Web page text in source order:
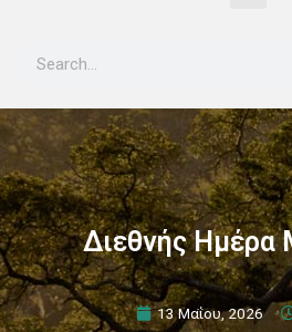
Search
Διεθνής Ημέρα
13 Μαΐου, 2026